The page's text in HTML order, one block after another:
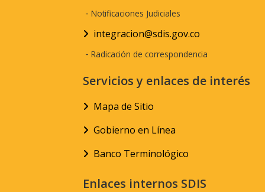
- Notificaciones Judiciales
integracion@sdis.gov.co
- Radicación de correspondencia
Servicios y enlaces de interés
Mapa de Sitio
Gobierno en Línea
Banco Terminológico
Enlaces internos SDIS